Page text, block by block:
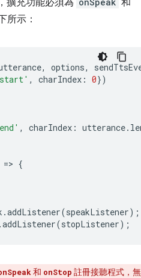
擴充功能必須為 和
所示：
, options,
, charIndex : 0})
, charIndex : utterance.
=> {
.addListener(speakListener);
.addListener(stopListener);
和 onStop 註冊接聽程式，無